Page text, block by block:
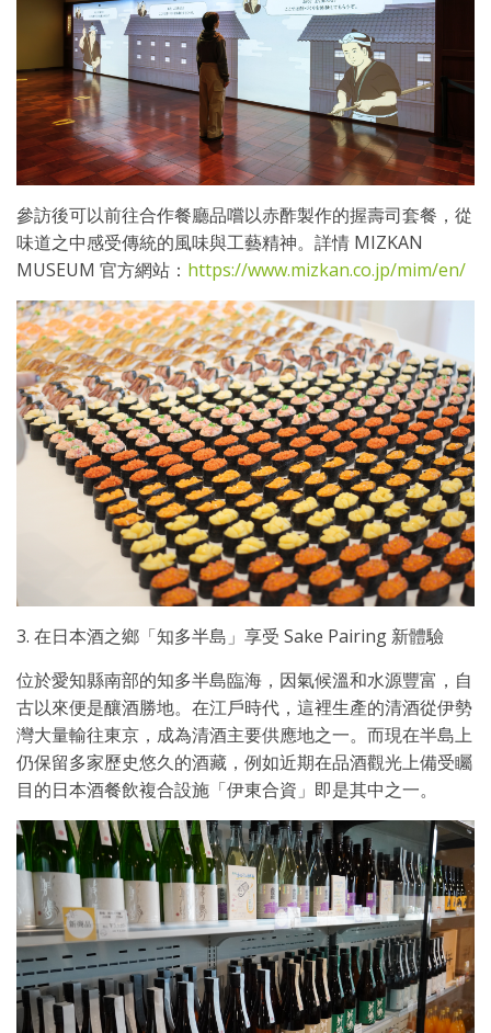
參訪後可以前往合作餐廳品嚐以赤酢製作的握壽司套餐，從
味道之中感受傳統的風味與工藝精神。詳情 MIZKAN
MUSEUM 官方網站： https://www.mizkan.co.jp/mim/en/
3. 在日本酒之鄉「知多半島」享受 Sake Pairing 新體驗
位於愛知縣南部的知多半島臨海，因氣候溫和水源豐富，自
古以來便是釀酒勝地。在江戶時代，這裡生產的清酒從伊勢
灣大量輸往東京，成為清酒主要供應地之一。而現在半島上
仍保留多家歷史悠久的酒藏，例如近期在品酒觀光上備受矚
目的日本酒餐飲複合設施「伊東合資」即是其中之一。